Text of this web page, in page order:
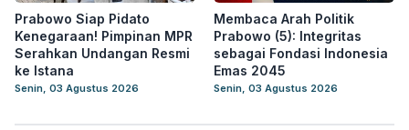
Prabowo Siap Pidato
Kenegaraan! Pimpinan MPR
Serahkan Undangan Resmi
ke Istana
Senin, 03 Agustus 2026
Membaca Arah Politik
Prabowo (5): Integritas
sebagai Fondasi Indonesia
Emas 2045
Senin, 03 Agustus 2026